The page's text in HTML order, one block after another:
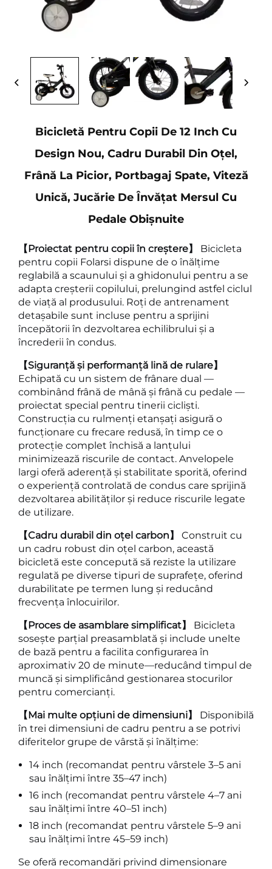
Bicicletă Pentru Copii De 12 Inch Cu
Design Nou, Cadru Durabil Din Oțel,
Frână La Picior, Portbagaj Spate, Viteză
Unică, Jucărie De Învățat Mersul Cu
Pedale Obișnuite
【Proiectat pentru copii în creștere】 Bicicleta
pentru copii Folarsi dispune de o înălțime
reglabilă a scaunului și a ghidonului pentru a se
adapta creșterii copilului, prelungind astfel ciclul
de viață al produsului. Roți de antrenament
detașabile sunt incluse pentru a sprijini
începătorii în dezvoltarea echilibrului și a
încrederii în condus.
【Siguranță și performanță lină de rulare】
Echipată cu un sistem de frânare dual —
combinând frână de mână și frână cu pedale —
proiectat special pentru tinerii cicliști.
Construcția cu rulmenți etanșați asigură o
funcționare cu frecare redusă, în timp ce o
protecție complet închisă a lanțului
minimizează riscurile de contact. Anvelopele
largi oferă aderență și stabilitate sporită, oferind
o experiență controlată de condus care sprijină
dezvoltarea abilităților și reduce riscurile legate
de utilizare.
【Cadru durabil din oțel carbon】 Construit cu
un cadru robust din oțel carbon, această
bicicletă este concepută să reziste la utilizare
regulată pe diverse tipuri de suprafețe, oferind
durabilitate pe termen lung și reducând
frecvența înlocuirilor.
【Proces de asamblare simplificat】 Bicicleta
sosește parțial preasamblată și include unelte
de bază pentru a facilita configurarea în
aproximativ 20 de minute—reducând timpul de
muncă și simplificând gestionarea stocurilor
pentru comercianți.
【Mai multe opțiuni de dimensiuni】 Disponibilă
în trei dimensiuni de cadru pentru a se potrivi
diferitelor grupe de vârstă și înălțime:
14 inch (recomandat pentru vârstele 3–5 ani
sau înălțimi între 35–47 inch)
16 inch (recomandat pentru vârstele 4–7 ani
sau înălțimi între 40–51 inch)
18 inch (recomandat pentru vârstele 5–9 ani
sau înălțimi între 45–59 inch)
Se oferă recomandări privind dimensionare